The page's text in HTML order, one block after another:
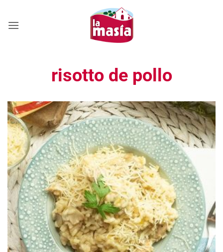
contenido
risotto de pollo